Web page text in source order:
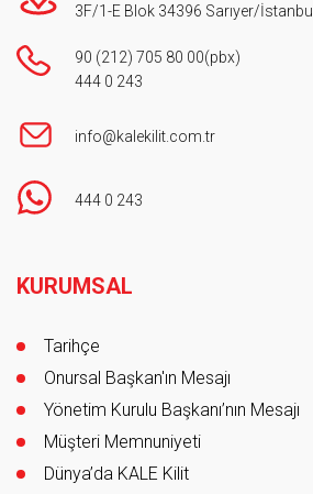
3F/1-E Blok 34396 Sarıyer/İstanbul
90 (212) 705 80 00(pbx)
444 0 243
info@kalekilit.com.tr
444 0 243
KURUMSAL
Tarihçe
Onursal Başkan'ın Mesajı
Yönetim Kurulu Başkanı’nın Mesajı
Müşteri Memnuniyeti
Dünya’da KALE Kilit